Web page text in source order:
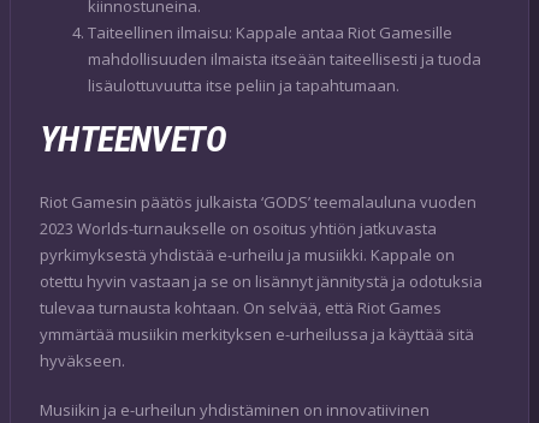
kiinnostuneina.
Taiteellinen ilmaisu: Kappale antaa Riot Gamesille
mahdollisuuden ilmaista itseään taiteellisesti ja tuoda
lisäulottuvuutta itse peliin ja tapahtumaan.
YHTEENVETO
Riot Gamesin päätös julkaista ‘GODS’ teemalauluna vuoden
2023 Worlds-turnaukselle on osoitus yhtiön jatkuvasta
pyrkimyksestä yhdistää e-urheilu ja musiikki. Kappale on
otettu hyvin vastaan ja se on lisännyt jännitystä ja odotuksia
tulevaa turnausta kohtaan. On selvää, että Riot Games
ymmärtää musiikin merkityksen e-urheilussa ja käyttää sitä
hyväkseen.
Musiikin ja e-urheilun yhdistäminen on innovatiivinen